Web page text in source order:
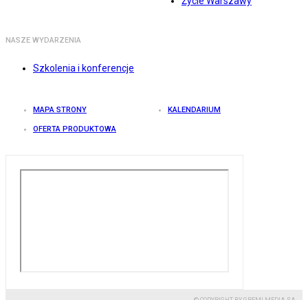
NASZE WYDARZENIA
Szkolenia i konferencje
MAPA STRONY KALENDARIUM
OFERTA PRODUKTOWA